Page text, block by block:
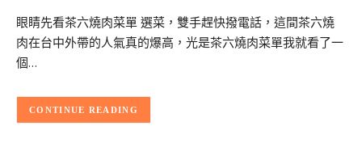
眼睛先看茶六燒肉菜單 選菜，雙手趕快撥電話，這間茶六燒
肉在台中外帶的人氣真的爆高，光是茶六燒肉菜單我就看了一
個…
CONTINUE READING